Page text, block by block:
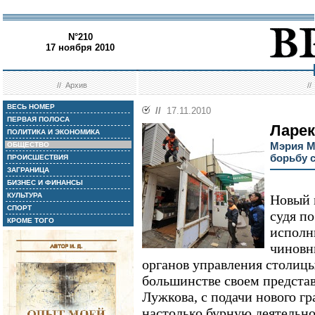
N°210
17 ноября 2010
//Архив //
ВЕСЬ НОМЕР
ПЕРВАЯ ПОЛОСА
ПОЛИТИКА И ЭКОНОМИКА
ОБЩЕСТВО
ПРОИСШЕСТВИЯ
ЗАГРАНИЦА
БИЗНЕС И ФИНАНСЫ
КУЛЬТУРА
СПОРТ
КРОМЕ ТОГО
// 17.11.2010
Мэрия
борьбу
Новый
судя
органов управления
большинстве своем
Лужкова, с подачи нового